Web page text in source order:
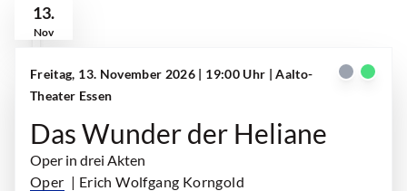
13.
Nov
Freitag, 13. November 2026 | 19:00 Uhr | Aalto-
Theater Essen
Das Wunder der Heliane
Oper in drei Akten
Oper | Erich Wolfgang Korngold